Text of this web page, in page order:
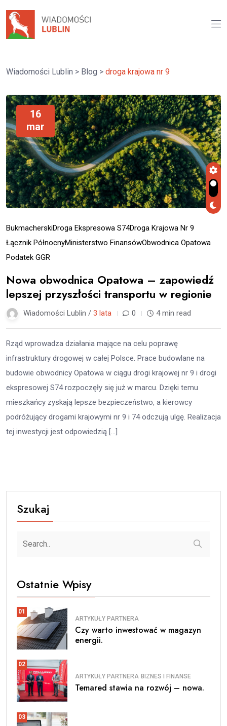
Wiadomości Lublin > Blog > droga krajowa nr 9
16
mar
BukmacherskiDroga Ekspresowa S74Droga Krajowa Nr 9
Łącznik PółnocnyMinisterstwo FinansówObwodnica Opatowa
Podatek GGR
Nowa obwodnica Opatowa – zapowiedź
lepszej przyszłości transportu w regionie
Wiadomości Lublin / 3 lata 0 4 min read
Rząd wprowadza działania mające na celu poprawę
infrastruktury drogowej w całej Polsce. Prace budowlane na
budowie obwodnicy Opatowa w ciągu drogi krajowej nr 9 i drogi
ekspresowej S74 rozpoczęły się już w marcu. Dzięki temu
mieszkańcy zyskają lepsze bezpieczeństwo, a kierowcy
podróżujący drogami krajowymi nr 9 i 74 odczują ulgę. Realizacja
tej inwestycji jest odpowiedzią […]
Szukaj
Ostatnie Wpisy
01
ARTYKUŁY PARTNERA
Czy warto inwestować w magazyn
energii.
02
ARTYKUŁY PARTNERA BIZNES I FINANSE
Temared stawia na rozwój – nowa.
03